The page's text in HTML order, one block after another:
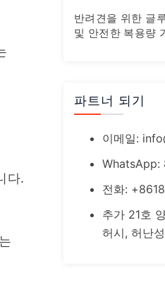
다.
반려견을 위한 글
및 안전한 복용량
파트너 되기
이메일:
WhatsApp:
전화:
추가 21호
허시, 허난